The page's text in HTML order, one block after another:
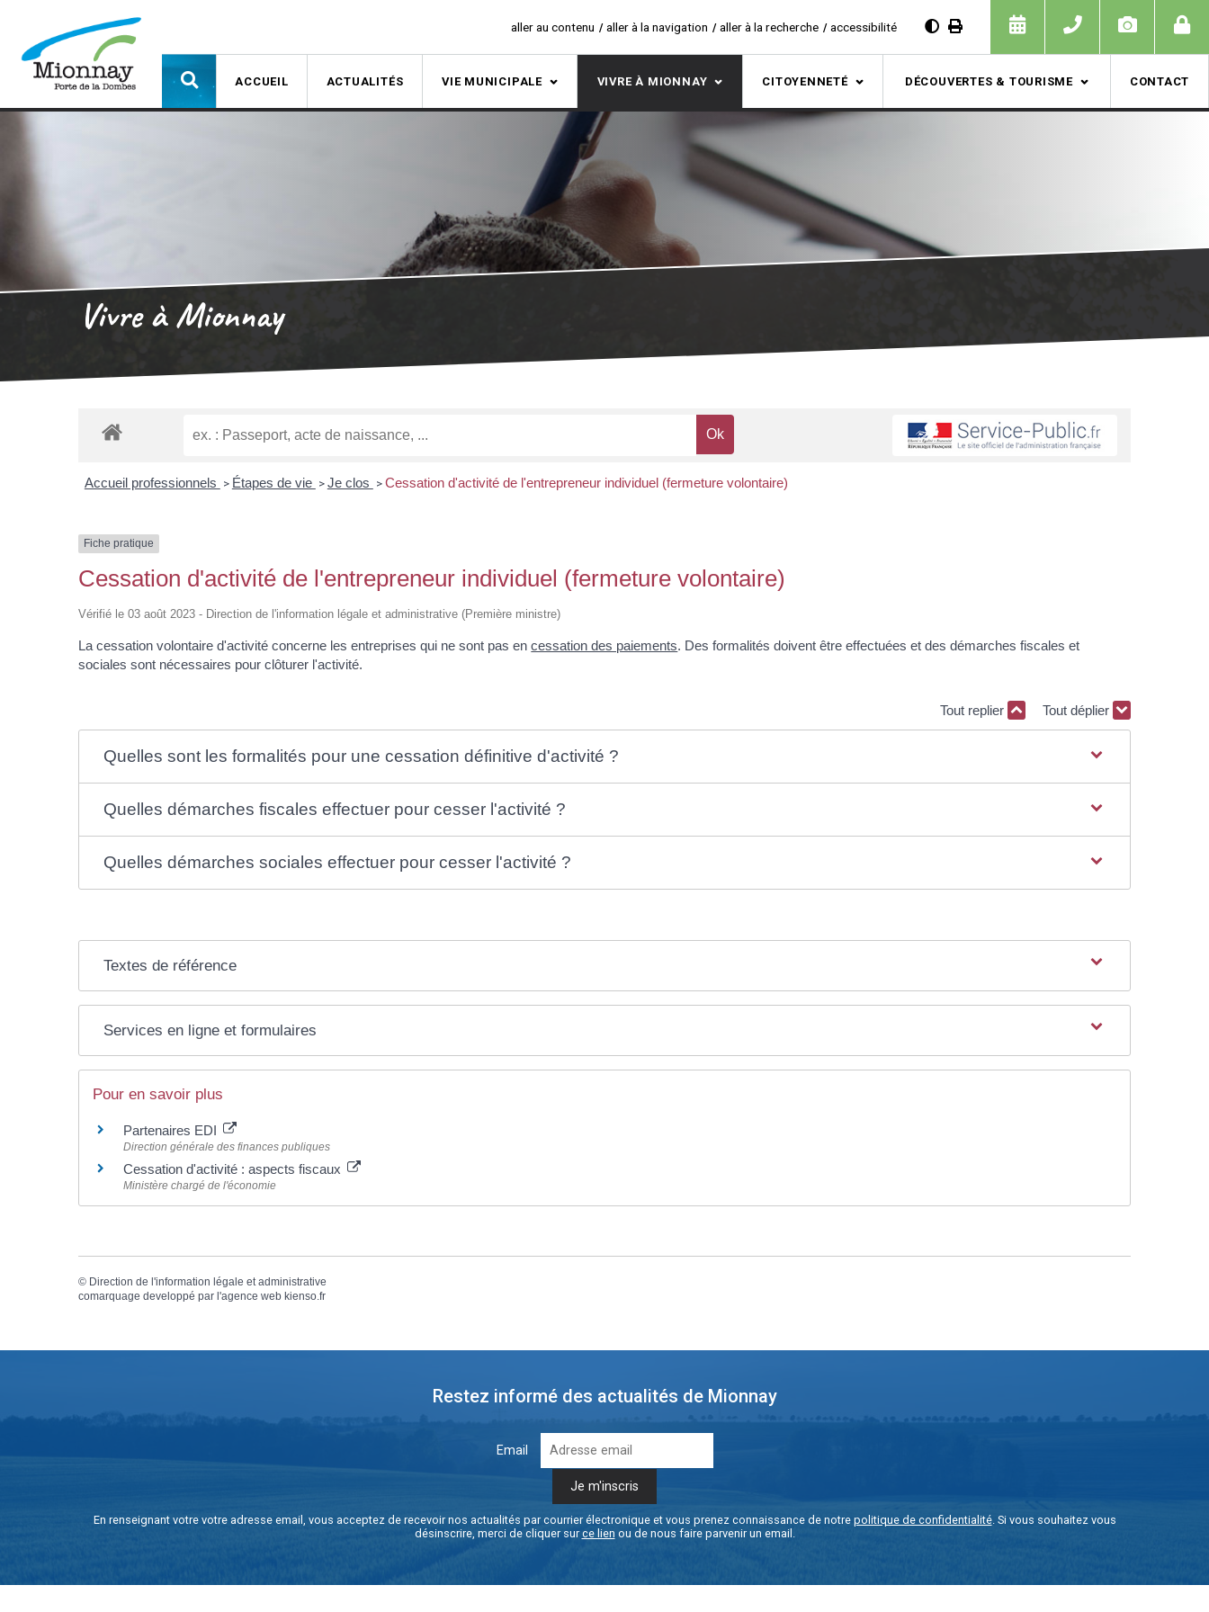
aller au contenu aller à la navigation aller à la recherche accessibilité
ACCUEIL ACTUALITÉS VIE MUNICIPALE VIVRE À MIONNAY CITOYENNETÉ DÉCOUVERTES & TOURISME CONTACT
Vivre à Mionnay
Accueil professionnels > Étapes de vie > Je clos > Cessation d'activité de l'entrepreneur individuel (fermeture volontaire)
Fiche pratique
Cessation d'activité de l'entrepreneur individuel (fermeture volontaire)
Vérifié le 03 août 2023 - Direction de l'information légale et administrative (Première ministre)
La cessation volontaire d'activité concerne les entreprises qui ne sont pas encessation des paiements. Des formalités doivent être effectuées et des démarches fiscales et
sociales sont nécessaires pour clôturer l'activité.
Tout replier Tout déplier
Quelles sont les formalités pour une cessation définitive d'activité ?
Quelles démarches fiscales effectuer pour cesser l'activité ?
Quelles démarches sociales effectuer pour cesser l'activité ?
Textes de référence
Services en ligne et formulaires
Pour en savoir plus
Partenaires EDI
Direction générale des finances publiques
Cessation d'activité : aspects fiscaux
Ministère chargé de l'économie
© Direction de l'information légale et administrative
comarquage developpé par l'agence web kienso.fr
Restez informé des actualités de Mionnay
Email
En renseignant votre votre adresse email, vous acceptez de recevoir nos actualités par courrier électronique et vous prenez connaissance de notre politique de confidentialité. Si vous souhaitez vous
désinscrire, merci de cliquer surce lien ou de nous faire parvenir un email.